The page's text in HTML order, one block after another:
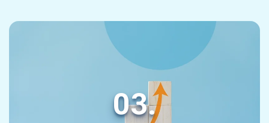
03.